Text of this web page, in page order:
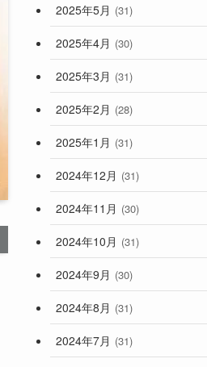
2025年5月 (31)
2025年4月 (30)
2025年3月 (31)
2025年2月 (28)
2025年1月 (31)
2024年12月 (31)
2024年11月 (30)
2024年10月 (31)
2024年9月 (30)
2024年8月 (31)
2024年7月 (31)